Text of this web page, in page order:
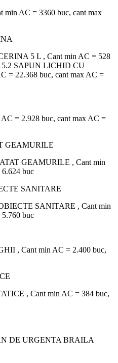
AC = 3360 buc, cant max
5 L , Cant min AC = 528
SAPUN LICHID CU
= 22.368 buc, cant max AC =
= 2.928 buc, cant max AC =
GEAMURILE
GEAMURILE , Cant min
buc
SANITARE
SANITARE , Cant min
buc
, Cant min AC = 2.400 buc,
, Cant min AC = 384 buc,
DE URGENTA BRAILA